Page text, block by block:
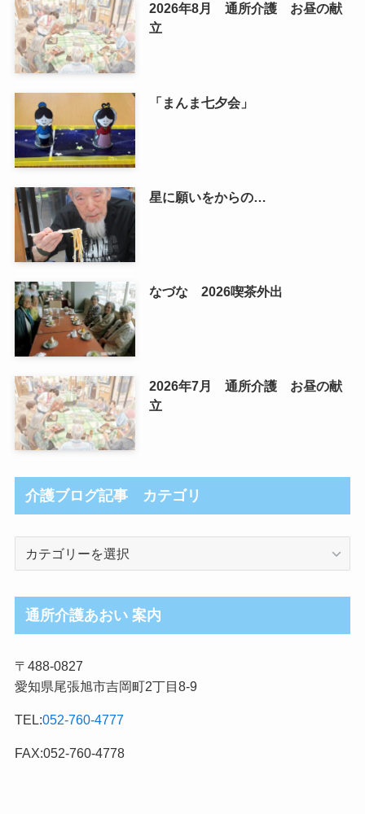
2026年8月 通所介護 お昼の献
立
「まんま七夕会」
星に願いをからの…
なづな 2026喫茶外出
2026年7月 通所介護 お昼の献
立
介護ブログ記事 カテゴリ
ロ
グ
事
カ
ゴ
リ
通所介護あおい 案内
〒488-0827
愛知県尾張旭市吉岡町2丁目8-9
TEL:052-760-4777
FAX:052-760-4778